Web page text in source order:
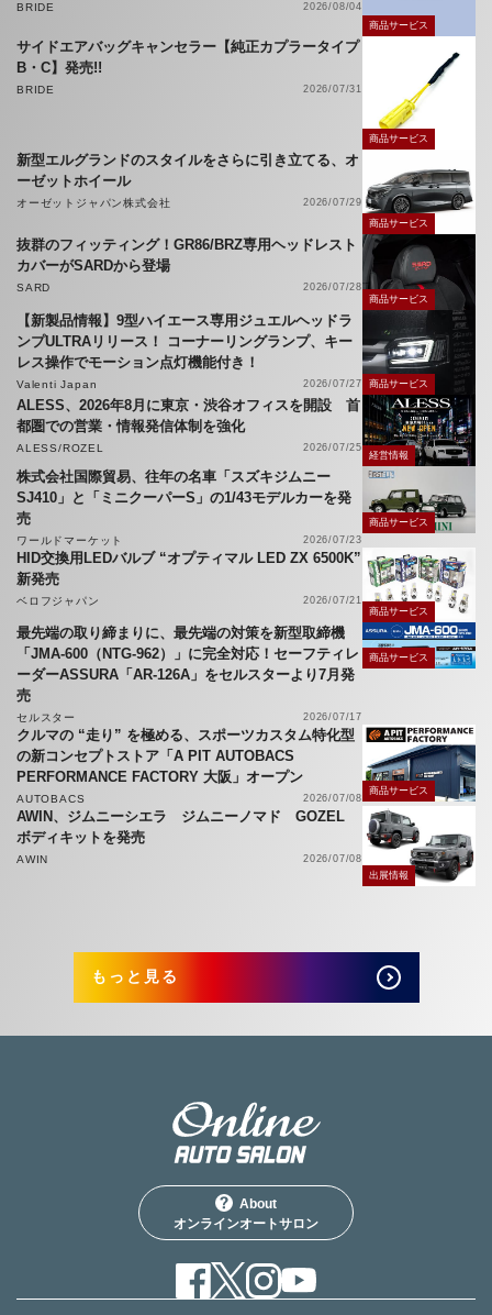
BRIDE
2026/08/04
商品サービス
サイドエアバッグキャンセラー【純正カプラータイプ
B・C】発売!!
BRIDE 2026/07/31
商品サービス
新型エルグランドのスタイルをさらに引き立てる、オ
ーゼットホイール
オーゼットジャパン株式会社
2026/07/29
商品サービス
抜群のフィッティング！GR86/BRZ専用ヘッドレスト
カバーがSARDから登場
SARD
2026/07/28
商品サービス
【新製品情報】9型ハイエース専用ジュエルヘッドラ
ンプULTRAリリース！ コーナーリングランプ、キー
レス操作でモーション点灯機能付き！
Valenti Japan 2026/07/27 商品サービス
ALESS、2026年8月に東京・渋谷オフィスを開設 首
都圏での営業・情報発信体制を強化
ALESS/ROZEL 2026/07/25
経営情報
株式会社国際貿易、往年の名車「スズキジムニー
SJ410」と「ミニクーパーS」の1/43モデルカーを発
売
ワールドマーケット 2026/07/23
商品サービス
HID交換用LEDバルブ “オプティマル LED ZX 6500K”
新発売
ベロフジャパン
2026/07/21
商品サービス
最先端の取り締まりに、最先端の対策を新型取締機
「JMA-600（NTG-962）」に完全対応！セーフティレ
ーダーASSURA「AR-126A」をセルスターより7月発
売
セルスター 2026/07/17
商品サービス
クルマの “走り” を極める、スポーツカスタム特化型
の新コンセプトストア「A PIT AUTOBACS
PERFORMANCE FACTORY 大阪」オープン
AUTOBACS 2026/07/08
商品サービス
AWIN、ジムニーシエラ ジムニーノマド GOZEL
ボディキットを発売
AWIN
2026/07/08
出展情報
もっと見る
About
オンラインオートサロン